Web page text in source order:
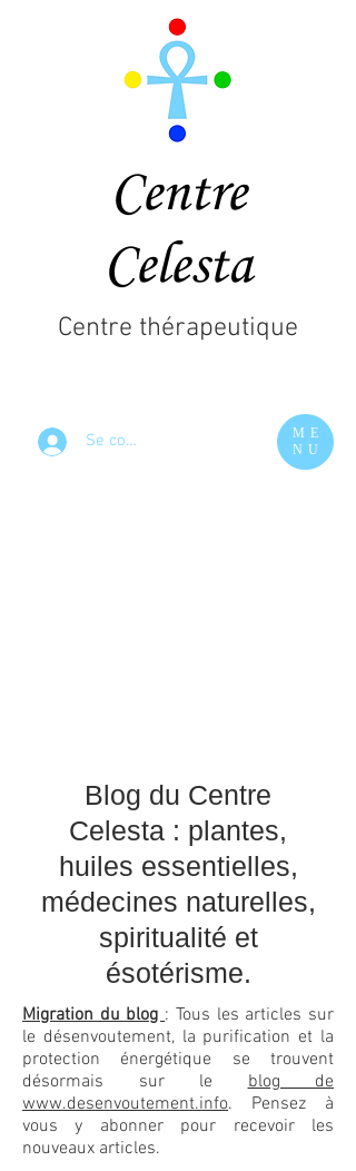
Centre
Celesta
Se connecter
ME
NU
Centre thérapeutique
Blog du Centre
Celesta : plantes,
huiles essentielles,
médecines naturelles,
spiritualité et
ésotérisme.
Migration du blog: Tous les articles sur
le désenvoutement, la purification et la
protection énergétique se trouvent
désormais sur leblog de
www.desenvoutement.info. Pensez à
vous y abonner pour recevoir les
nouveaux articles.